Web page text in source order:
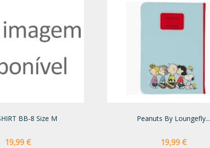
BB-8 Size M
Preço
19,99 €
Peanuts By Loungefly...
Preço
19,99 €